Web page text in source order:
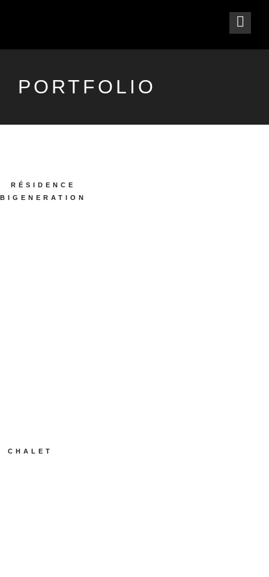
PORTFOLIO
RÉSIDENCE
BIGENERATION
CHALET